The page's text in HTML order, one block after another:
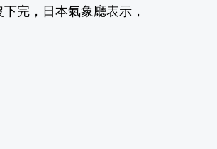
完，日本氣象廳表示，